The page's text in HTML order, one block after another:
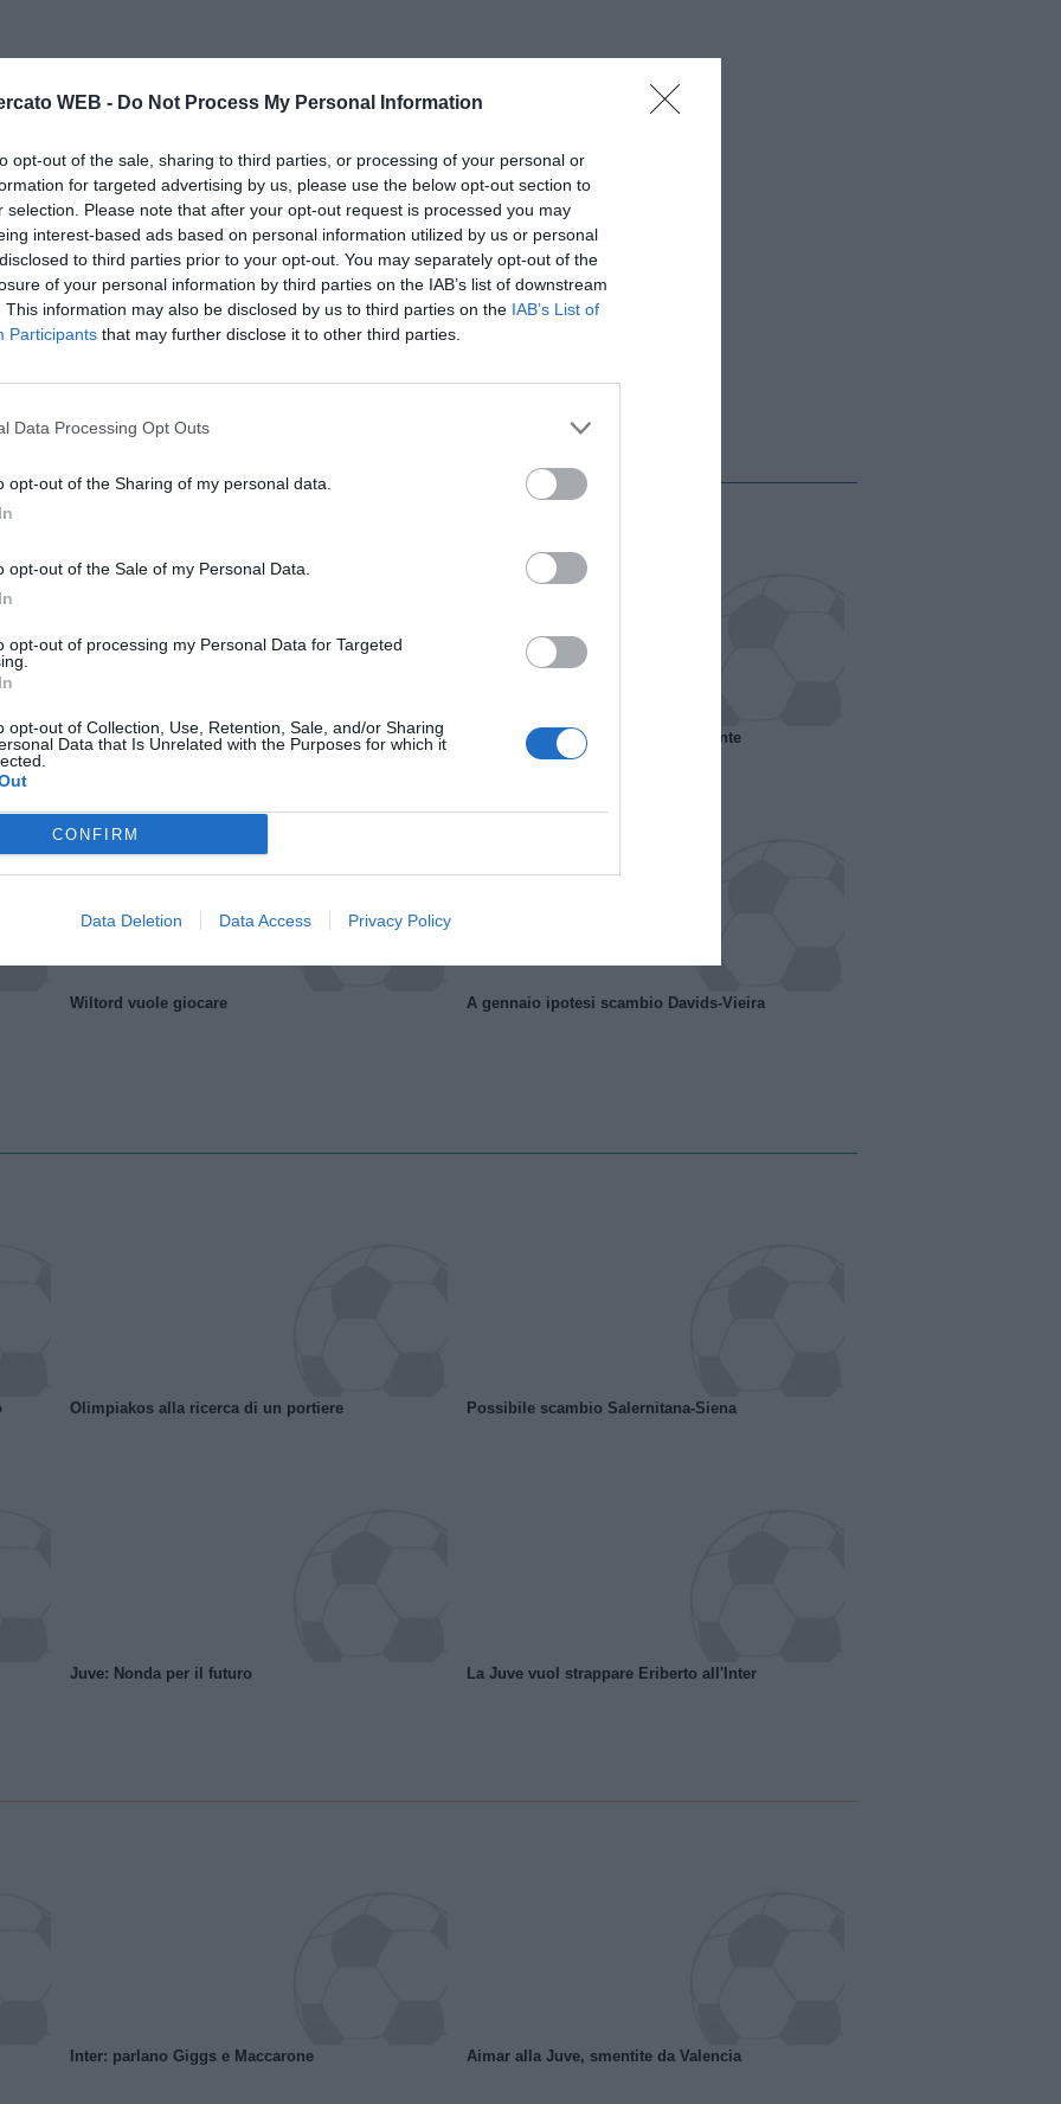
WEB - Do Not Process My Personal Information
opt-out of the sale, sharing to third parties, or processing of your personal or
for targeted advertising by us, please use the below opt-out section to
selection. Please note that after your opt-out request is processed you may
interest-based ads based on personal information utilized by us or personal
to third parties prior to your opt-out. You may separately opt-out of the
of your personal information by third parties on the IAB’s list of downstream
This information may also be disclosed by us to third parties on the IAB’s List of
Participants that may further disclose it to other third parties.
Data Processing Opt Outs
opt-out of the Sharing of my personal data.
opt-out of the Sale of my Personal Data.
opt-out of processing my Personal Data for Targeted
opt-out of Collection, Use, Retention, Sale, and/or Sharing
Data that Is Unrelated with the Purposes for which it
CONFIRM
Data Deletion Data Access Privacy Policy
Il Rayo Vallecano spinge per Zamorano Francia, il Marsiglia senza presidente
Wiltord vuole giocare A gennaio ipotesi scambio Davids-Vieira
Olimpiakos alla ricerca di un portiere Possibile scambio Salernitana-Siena
Juve: Nonda per il futuro La Juve vuol strappare Eriberto all'Inter
Inter: parlano Giggs e Maccarone Aimar alla Juve, smentite da Valencia